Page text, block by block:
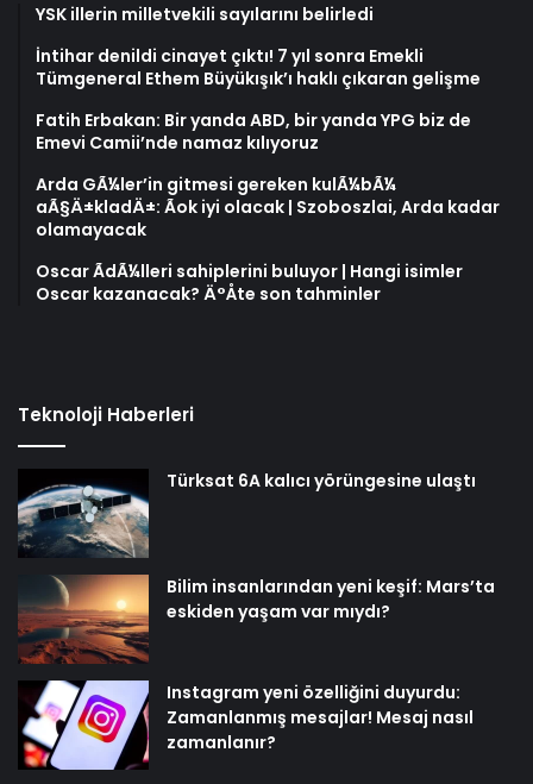
YSK illerin milletvekili sayılarını belirledi
İntihar denildi cinayet çıktı! 7 yıl sonra Emekli
Tümgeneral Ethem Büyükışık’ı haklı çıkaran gelişme
Fatih Erbakan: Bir yanda ABD, bir yanda YPG biz de
Emevi Camii’nde namaz kılıyoruz
Arda GÃ¼ler’in gitmesi gereken kulÃ¼bÃ¼
aÃ§Ä±kladÄ±: Ãok iyi olacak | Szoboszlai, Arda kadar
olamayacak
Oscar ÃdÃ¼lleri sahiplerini buluyor | Hangi isimler
Oscar kazanacak? Ä°Åte son tahminler
Teknoloji Haberleri
Türksat 6A kalıcı yörüngesine ulaştı
Bilim insanlarından yeni keşif: Mars’ta
eskiden yaşam var mıydı?
Instagram yeni özelliğini duyurdu:
Zamanlanmış mesajlar! Mesaj nasıl
zamanlanır?